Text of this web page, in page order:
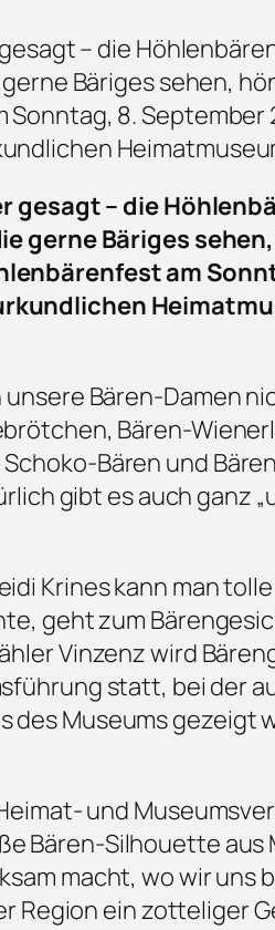
– die
Bäriges sehen,
8. September
gesagt – die
gerne Bäriges
am
Bären-Damen
Bären-
Bären und
gibt es auch ganz
Krines kann man
geht zum
Vinzenz wird
statt, bei der
des Museums gezeigt
und
Bären-Silhouette
macht, wo wir uns
Region ein zotteliger